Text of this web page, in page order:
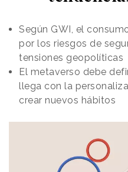
Según GWI, el
por los riesgos de
tensiones geopolíticas
El metaverso debe
llega con la
crear nuevos hábitos